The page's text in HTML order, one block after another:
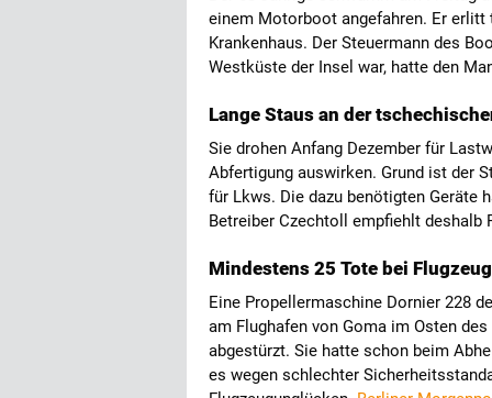
einem Motorboot angefahren. Er
Krankenhaus. Der Steuermann des
Westküste der Insel war, hatte den
Lange Staus an der
Sie drohen Anfang Dezember für
Abfertigung auswirken. Grund ist der
für Lkws. Die dazu benötigten Geräte
Betreiber Czechtoll empfiehlt deshalb
Mindestens 25 Tote bei
Eine Propellermaschine Dornier 228
am Flughafen von Goma im Osten
abgestürzt. Sie hatte schon beim
es wegen schlechter